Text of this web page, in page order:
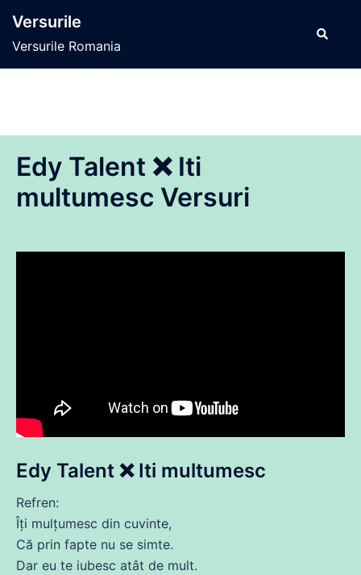
conținut
Versurile
Versurile Romania
Caută
Edy Talent ❌ Iti
multumesc Versuri
Edy Talent ❌ Iti multumesc
Refren:
Îți mulțumesc din cuvinte,
Că prin fapte nu se simte.
Dar eu te iubesc atât de mult.